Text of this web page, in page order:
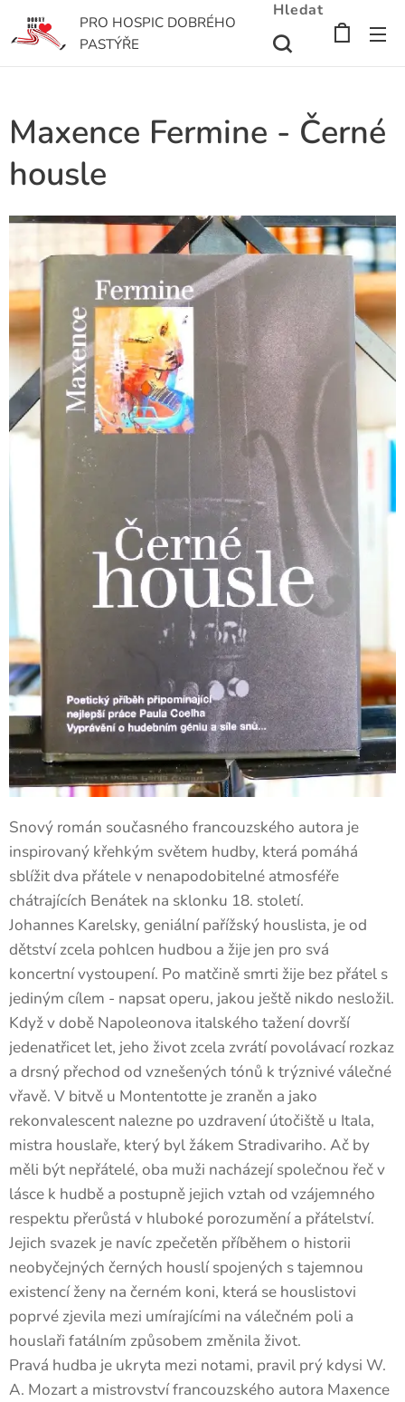
PRO HOSPIC DOBRÉHO
PASTÝŘE
Hledat
Maxence Fermine - Černé
housle
Snový román současného francouzského autora je
inspirovaný křehkým světem hudby, která pomáhá
sblížit dva přátele v nenapodobitelné atmosféře
chátrajících Benátek na sklonku 18. století.
Johannes Karelsky, geniální pařížský houslista, je od
dětství zcela pohlcen hudbou a žije jen pro svá
koncertní vystoupení. Po matčině smrti žije bez přátel s
jediným cílem - napsat operu, jakou ještě nikdo nesložil.
Když v době Napoleonova italského tažení dovrší
jedenatřicet let, jeho život zcela zvrátí povolávací rozkaz
a drsný přechod od vznešených tónů k trýznivé válečné
vřavě. V bitvě u Montentotte je zraněn a jako
rekonvalescent nalezne po uzdravení útočiště u Itala,
mistra houslaře, který byl žákem Stradivariho. Ač by
měli být nepřátelé, oba muži nacházejí společnou řeč v
lásce k hudbě a postupně jejich vztah od vzájemného
respektu přerůstá v hluboké porozumění a přátelství.
Jejich svazek je navíc zpečetěn příběhem o historii
neobyčejných černých houslí spojených s tajemnou
existencí ženy na černém koni, která se houslistovi
poprvé zjevila mezi umírajícími na válečném poli a
houslaři fatálním způsobem změnila život.
Pravá hudba je ukryta mezi notami, pravil prý kdysi W.
A. Mozart a mistrovství francouzského autora Maxence